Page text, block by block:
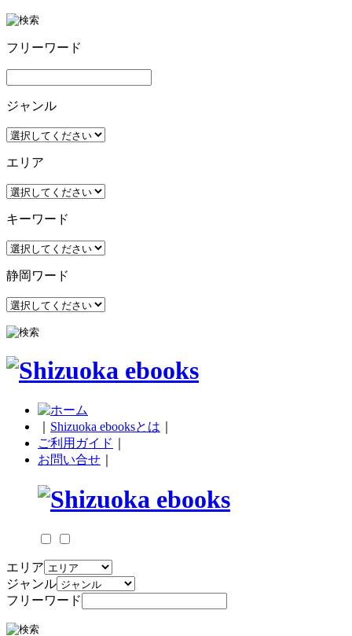
フリーワード
ジャンル
エリア
キーワード
静岡ワード
Shizuoka ebooksとは
ご利用ガイド
お問い合せ
エリア
ジャンル
フリーワード